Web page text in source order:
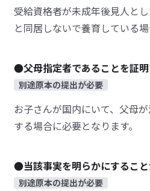
受給資格者が未成年後見人と
と同居しないで養育している場
●父母指定者であることを証
別途原本の提出が必要
お子さんが国内にいて、父母
する場合に必要となります。
●当該事実を明らかにするこ
別途原本の提出が必要